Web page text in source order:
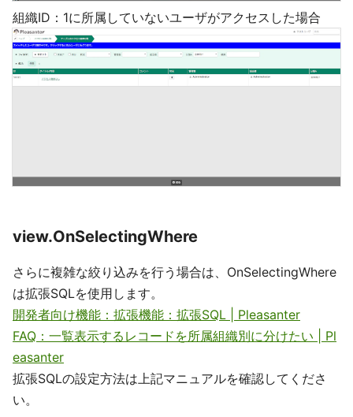
組織ID：1に所属していないユーザがアクセスした場合
view.OnSelectingWhere
さらに複雑な絞り込みを行う場合は、OnSelectingWhere
は拡張SQLを使用します。
開発者向け機能：拡張機能：拡張SQL | Pleasanter
FAQ：一覧表示するレコードを所属組織別に分けたい | Pl
easanter
拡張SQLの設定方法は上記マニュアルを確認してくださ
い。